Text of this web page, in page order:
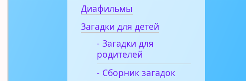
Диафильмы
Загадки для детей
- Загадки для
родителей
- Сборник загадок